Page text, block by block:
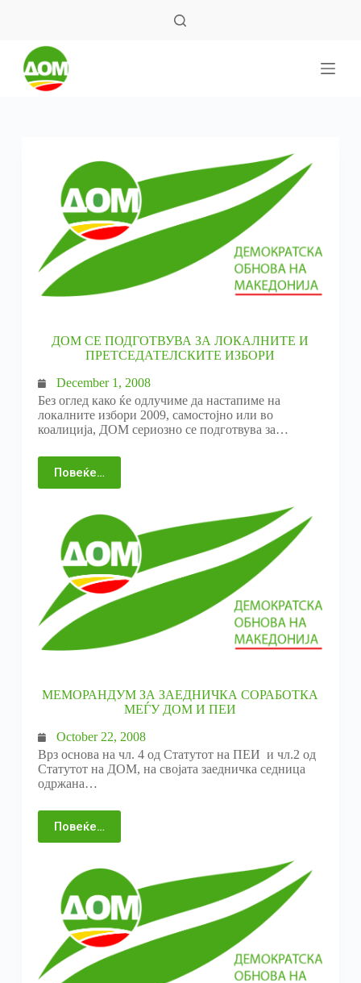
ДОМ СЕ ПОДГОТВУВА ЗА ЛОКАЛНИТЕ И
ПРЕТСЕДАТЕЛСКИТЕ ИЗБОРИ
December 1, 2008
Без оглед како ќе одлучиме да настапиме на
локалните избори 2009, самостојно или во
коалиција, ДОМ сериозно се подготвува за…
Повеќе…
МЕМОРАНДУМ ЗА ЗАЕДНИЧКА СОРАБОТКА
МЕЃУ ДОМ И ПЕИ
October 22, 2008
Врз основа на чл. 4 од Статутот на ПЕИ и чл.2 од
Статутот на ДОМ, на својата заедничка седница
одржана…
Повеќе…